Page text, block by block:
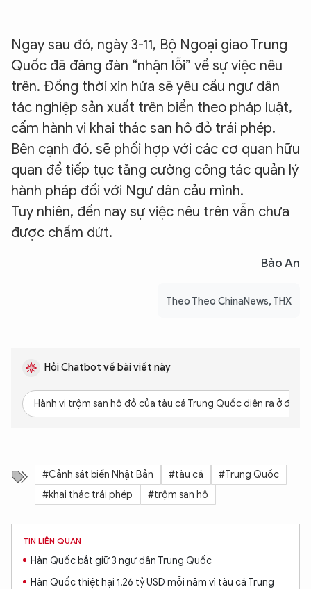
Ngay sau đó, ngày 3-11, Bộ Ngoại giao Trung
Quốc đã đăng đàn “nhận lỗi” về sự việc nêu
trên. Đồng thời xin hứa sẽ yêu cầu ngư dân
tác nghiệp sản xuất trên biển theo pháp luật,
cấm hành vi khai thác san hô đỏ trái phép.
Bên cạnh đó, sẽ phối hợp với các cơ quan hữu
quan để tiếp tục tăng cường công tác quản lý
hành pháp đối với Ngư dân cảu mình.
Tuy nhiên, đến nay sự việc nêu trên vẫn chưa
được chấm dứt.
Bảo An
Theo Theo ChinaNews, THX
Hỏi Chatbot về bài viết này
Hành vi trộm san hô đỏ của tàu cá Trung Quốc diễn ra ở đâu?
#Cảnh sát biển Nhật Bản #tàu cá
#Trung Quốc
#khai thác trái phép
#trộm san hô
TIN LIÊN QUAN
Hàn Quốc bắt giữ 3 ngư dân Trung Quốc
Hàn Quốc thiệt hại 1,26 tỷ USD mỗi năm vì tàu cá Trung